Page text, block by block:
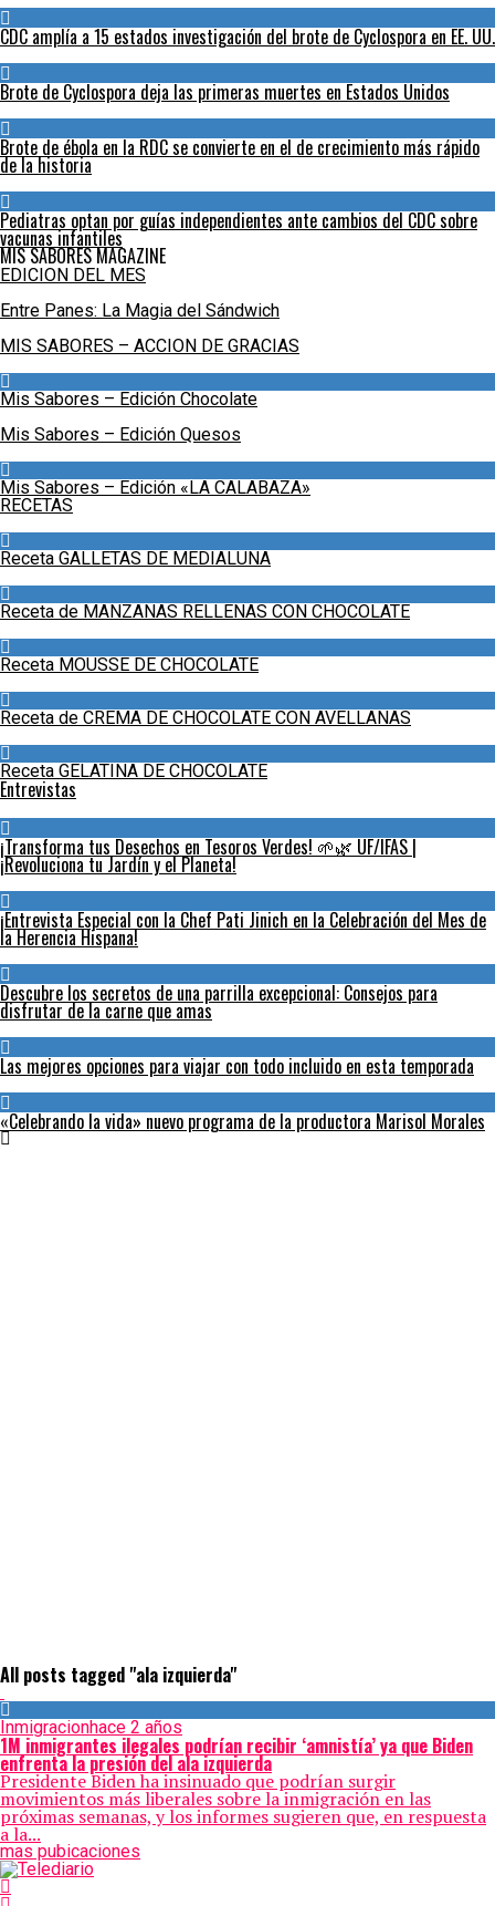
CDC amplía a 15 estados investigación del brote de Cyclospora en EE. UU.
Brote de Cyclospora deja las primeras muertes en Estados Unidos
Brote de ébola en la RDC se convierte en el de crecimiento más rápido
de la historia
Pediatras optan por guías independientes ante cambios del CDC sobre
vacunas infantiles
MIS SABORES MAGAZINE
EDICION DEL MES
Entre Panes: La Magia del Sándwich
MIS SABORES – ACCION DE GRACIAS
Mis Sabores – Edición Chocolate
Mis Sabores – Edición Quesos
Mis Sabores – Edición «LA CALABAZA»
RECETAS
Receta GALLETAS DE MEDIALUNA
Receta de MANZANAS RELLENAS CON CHOCOLATE
Receta MOUSSE DE CHOCOLATE
Receta de CREMA DE CHOCOLATE CON AVELLANAS
Receta GELATINA DE CHOCOLATE
Entrevistas
¡Transforma tus Desechos en Tesoros Verdes! 🌱🌿 UF/IFAS |
¡Revoluciona tu Jardín y el Planeta!
¡Entrevista Especial con la Chef Pati Jinich en la Celebración del Mes de
la Herencia Hispana!
Descubre los secretos de una parrilla excepcional: Consejos para
disfrutar de la carne que amas
Las mejores opciones para viajar con todo incluido en esta temporada
«Celebrando la vida» nuevo programa de la productora Marisol Morales
All posts tagged "ala izquierda"
Inmigracionhace 2 años
1M inmigrantes ilegales podrían recibir ‘amnistía’ ya que Biden
enfrenta la presión del ala izquierda
Presidente Biden ha insinuado que podrían surgir
movimientos más liberales sobre la inmigración en las
próximas semanas, y los informes sugieren que, en respuesta
a la...
mas pubicaciones